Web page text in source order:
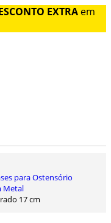
EXTRA em
para Ostensório
Metal
17 cm